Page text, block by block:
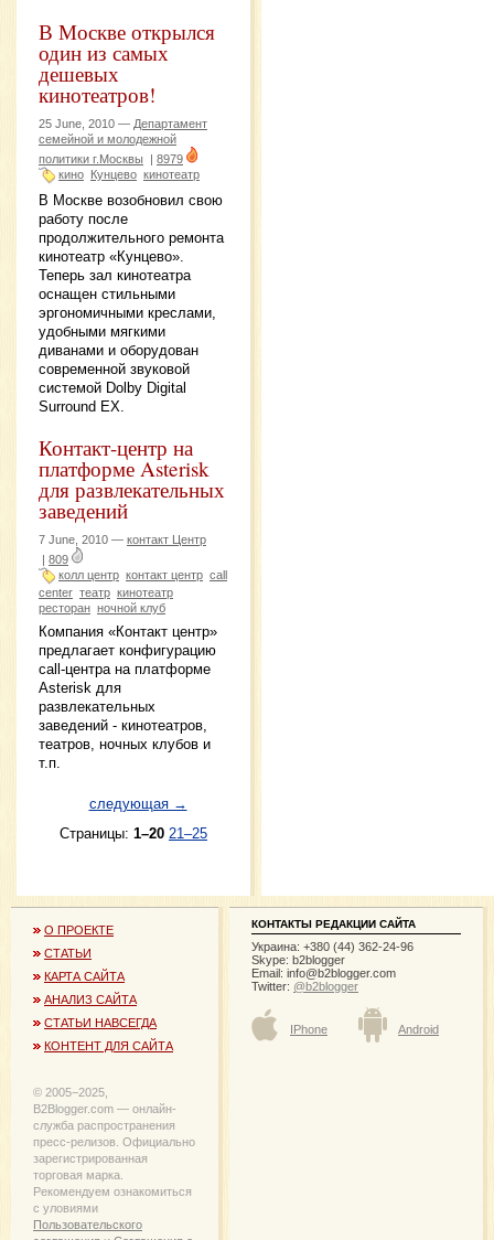
В Москве открылся
один из самых
дешевых
кинотеатров!
25 June, 2010 — Департамент
семейной и молодежной
политики г.Москвы | 8979
кино Кунцево кинотеатр
В Москве возобновил свою
работу после
продолжительного ремонта
кинотеатр «Кунцево».
Теперь зал кинотеатра
оснащен стильными
эргономичными креслами,
удобными мягкими
диванами и оборудован
современной звуковой
системой Dolby Digital
Surround EX.
Контакт-центр на
платформе Asterisk
для развлекательных
заведений
7 June, 2010 — контакт Центр
| 809
колл центр контакт центр call
center театр кинотеатр
ресторан ночной клуб
Компания «Контакт центр»
предлагает конфигурацию
call-центра на платформе
Asterisk для
развлекательных
заведений - кинотеатров,
театров, ночных клубов и
т.п.
следующая →
Страницы: 1–20 21–25
О ПРОЕКТЕ
СТАТЬИ
КАРТА САЙТА
АНАЛИЗ САЙТА
СТАТЬИ НАВСЕГДА
КОНТЕНТ ДЛЯ САЙТА
© 2005−2025,
B2Blogger.com — онлайн-
служба распространения
пресс-релизов. Официально
зарегистрированная
торговая марка.
Рекомендуем ознакомиться
с уловиями
Пользовательского
КОНТАКТЫ РЕДАКЦИИ САЙТА
Украина: +380 (44) 362-24-96
Skype: b2blogger
Email: info@b2blogger.com
Twitter: @b2blogger
IPhone Android